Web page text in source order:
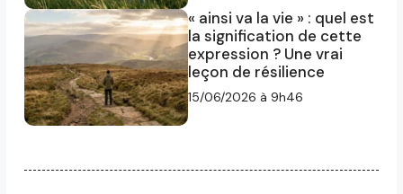
« ainsi va la vie » : quel est
la signification de cette
expression ? Une vrai
leçon de résilience
15/06/2026 à 9h46